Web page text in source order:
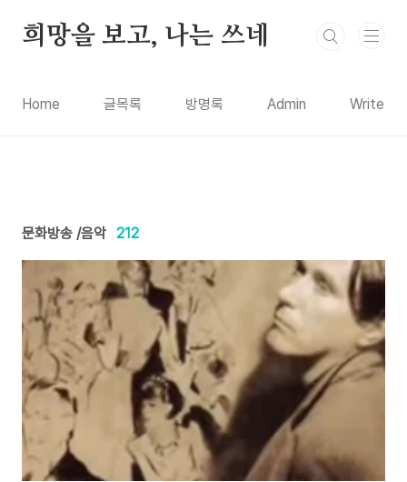
희망을 보고, 나는 쓰네
Home 글목록 방명록 Admin Write
문화방송 /음악 212